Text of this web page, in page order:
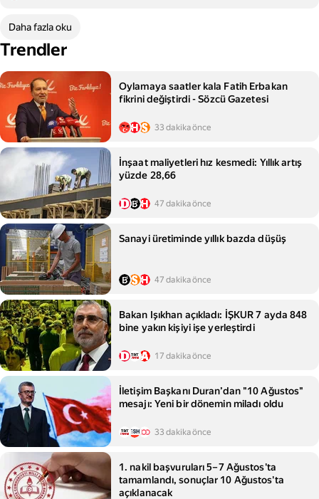
Daha fazla oku
Trendler
Oylamaya saatler kala Fatih Erbakan
fikrini değiştirdi - Sözcü Gazetesi
33 dakika önce
İnşaat maliyetleri hız kesmedi: Yıllık artış
yüzde 28,66
47 dakika önce
Sanayi üretiminde yıllık bazda düşüş
47 dakika önce
Bakan Işıkhan açıkladı: İŞKUR 7 ayda 848
bine yakın kişiyi işe yerleştirdi
17 dakika önce
İletişim Başkanı Duran’dan "10 Ağustos"
mesajı: Yeni bir dönemin miladı oldu
33 dakika önce
1. nakil başvuruları 5–7 Ağustos'ta
tamamlandı, sonuçlar 10 Ağustos'ta
açıklanacak